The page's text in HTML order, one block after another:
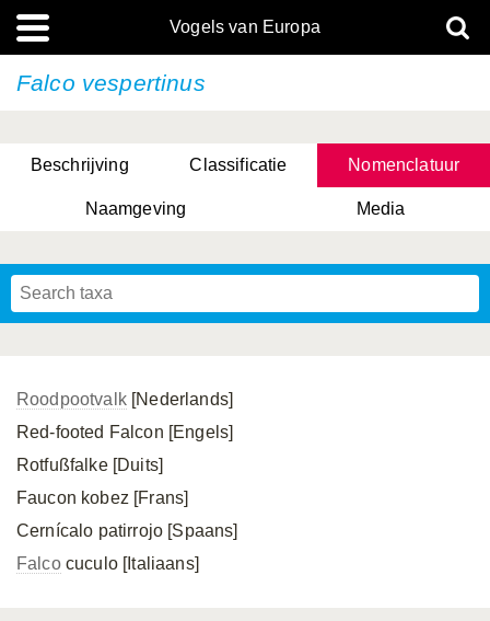
Vogels van Europa
Falco vespertinus
Beschrijving Classificatie Nomenclatuur
Naamgeving Media
Roodpootvalk[Nederlands]
Red-footed Falcon [Engels]
Rotfußfalke [Duits]
Faucon kobez [Frans]
Cernícalo patirrojo [Spaans]
Falcocuculo [Italiaans]